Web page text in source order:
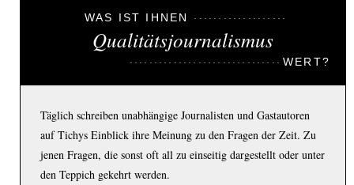
WAS IST IHNEN
Qualitätsjournalismus
WERT?
Täglich schreiben unabhängige Journalisten und Gastautoren
auf Tichys Einblick ihre Meinung zu den Fragen der Zeit. Zu
jenen Fragen, die sonst oft all zu einseitig dargestellt oder unter
den Teppich gekehrt werden.